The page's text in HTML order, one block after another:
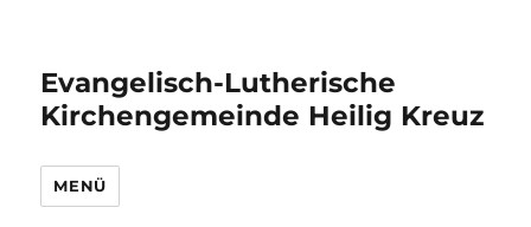
Evangelisch-Lutherische
Kirchengemeinde Heilig Kreuz
MENÜ